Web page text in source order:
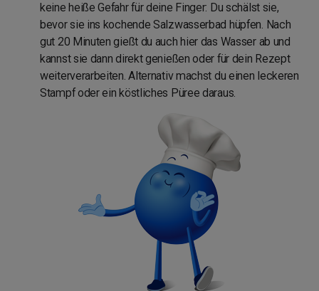
keine heiße Gefahr für deine Finger: Du schälst sie,
bevor sie ins kochende Salzwasserbad hüpfen. Nach
gut 20 Minuten gießt du auch hier das Wasser ab und
kannst sie dann direkt genießen oder für dein Rezept
weiterverarbeiten. Alternativ machst du einen leckeren
Stampf oder ein köstliches Püree daraus.